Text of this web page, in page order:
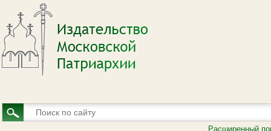
Расширенный